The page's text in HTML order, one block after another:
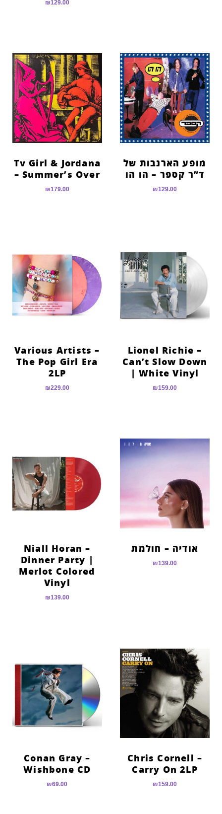
₪129.00
מופע הארנבות של
ד”ר קספר – הו הו
₪129.00
Tv Girl & Jordana
– Summer’s Over
₪179.00
Lionel Richie –
Can’t Slow Down
| White Vinyl
₪159.00
Various Artists –
The Pop Girl Era
2LP
₪229.00
אודיה – חולמת
₪139.00
Niall Horan –
Dinner Party |
Merlot Colored
Vinyl
₪139.00
Chris Cornell –
Carry On 2LP
₪159.00
Conan Gray –
Wishbone CD
₪69.00